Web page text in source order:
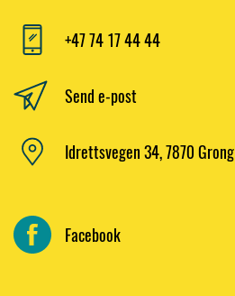
+47 74 17 44 44
Send e-post
Idrettsvegen 34, 7870 Grong
Facebook